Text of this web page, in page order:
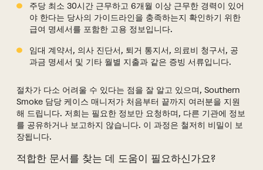
주당 최소 30시간 근무하고 6개월 이상 근무한 경력이 있어
야 한다는 당사의 가이드라인을 충족하는지 확인하기 위한
급여 명세서를 포함한 고용 정보입니다.
임대 계약서, 의사 진단서, 퇴거 통지서, 의료비 청구서, 공
과금 명세서 및 기타 월별 지출과 같은 증빙 서류입니다.
절차가 다소 어려울 수 있다는 점을 잘 알고 있으며, Southern
Smoke 담당 케이스 매니저가 처음부터 끝까지 여러분을 지원
해 드립니다. 저희는 필요한 정보만 요청하며, 다른 기관에 정보
를 공유하거나 보고하지 않습니다. 이 과정은 철저히 비밀이 보
장됩니다.
적합한 문서를 찾는 데 도움이 필요하신가요?